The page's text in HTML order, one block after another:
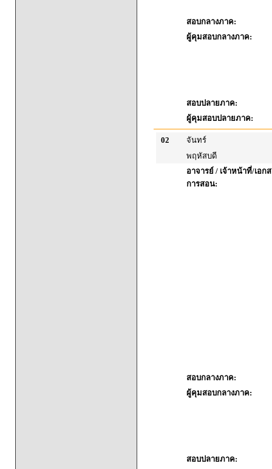
สอบกลางภาค:
ผู้คุมสอบกลางภาค:
สอบปลายภาค:
ผู้คุมสอบปลายภาค:
02
จันทร์
พฤหัสบดี
อาจารย์ / เจ้าหน้าที่/เอก
การสอน:
สอบกลางภาค:
ผู้คุมสอบกลางภาค:
สอบปลายภาค: